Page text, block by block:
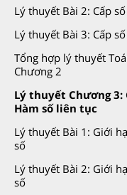
Lý thuyết Bài 2: Cấp
Lý thuyết Bài 3: Cấp
Tổng hợp lý thuyết
Chương 2
Lý thuyết Chương 3:
Hàm số liên tục
Lý thuyết Bài 1: Giới
số
Lý thuyết Bài 2: Giới
số